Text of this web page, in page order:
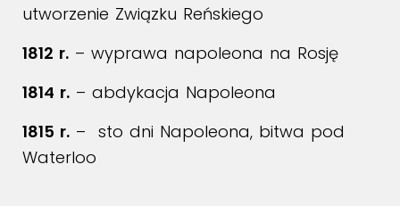
utworzenie Związku Reńskiego
1812 r. – wyprawa napoleona na Rosję
1814 r. – abdykacja Napoleona
1815 r. – sto dni Napoleona, bitwa pod
Waterloo